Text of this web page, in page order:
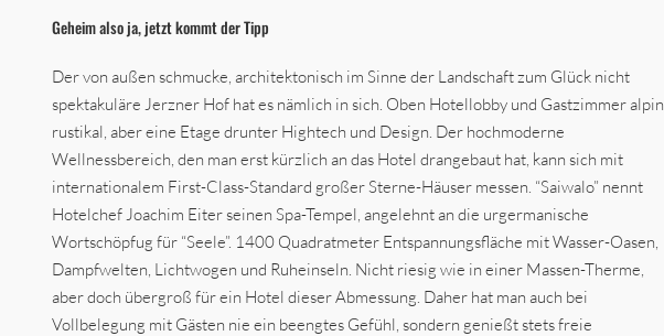
Geheim also ja, jetzt kommt der Tipp
Der von außen schmucke, architektonisch im Sinne der Landschaft zum Glück nicht
spektakuläre Jerzner Hof hat es nämlich in sich. Oben Hotellobby und Gastzimmer alpin
rustikal, aber eine Etage drunter Hightech und Design. Der hochmoderne
Wellnessbereich, den man erst kürzlich an das Hotel drangebaut hat, kann sich mit
internationalem First-Class-Standard großer Sterne-Häuser messen. “Saiwalo” nennt
Hotelchef Joachim Eiter seinen Spa-Tempel, angelehnt an die urgermanische
Wortschöpfug für “Seele”. 1400 Quadratmeter Entspannungsfläche mit Wasser-Oasen,
Dampfwelten, Lichtwogen und Ruheinseln. Nicht riesig wie in einer Massen-Therme,
aber doch übergroß für ein Hotel dieser Abmessung. Daher hat man auch bei
Vollbelegung mit Gästen nie ein beengtes Gefühl, sondern genießt stets freie